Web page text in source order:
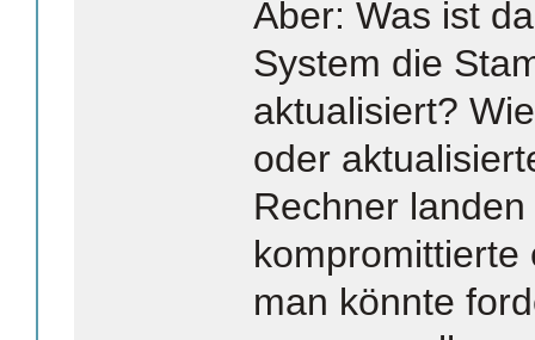
Aber: Was ist
System die
aktualisiert?
oder
Rechner
kompromittierte
man könnte